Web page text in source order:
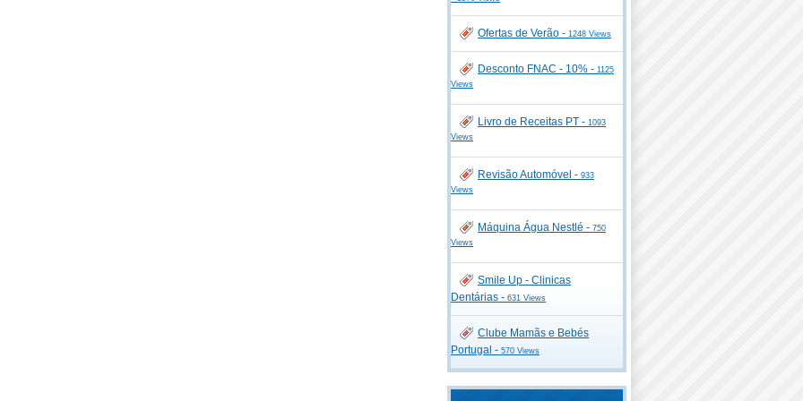
Ofertas de Verão - 1248 Views
Desconto FNAC - 10% - 1125
Views
Livro de Receitas PT - 1093
Views
Revisão Automóvel - 933
Views
Máquina Água Nestlé - 750
Views
Smile Up - Clinicas
Dentárias - 631 Views
Clube Mamãs e Bebés
Portugal - 570 Views